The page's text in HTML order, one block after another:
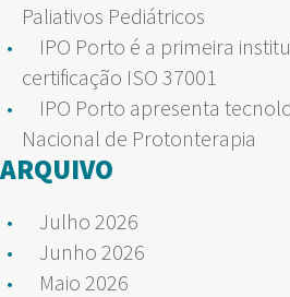
Paliativos Pediátricos
IPO Porto é a primeira
certificação ISO 37001
IPO Porto apresenta
Nacional de Protonterapia
ARQUIVO
Julho 2026
Junho 2026
Maio 2026